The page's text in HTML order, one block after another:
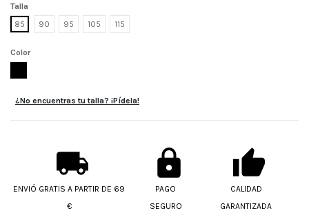
Talla
85
90 95 105 115
Color
¿No encuentras tu talla? ¡Pídela!
ENVIÓ GRATIS A PARTIR DE 69
€
PAGO
SEGURO
CALIDAD
GARANTIZADA